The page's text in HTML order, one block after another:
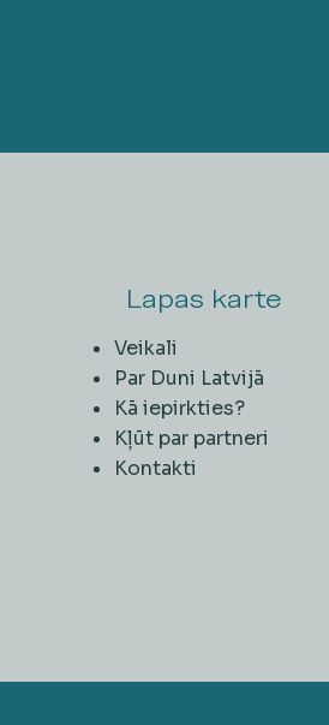
Lapas karte
Veikali
Par Duni Latvijā
Kā iepirkties?
Kļūt par partneri
Kontakti